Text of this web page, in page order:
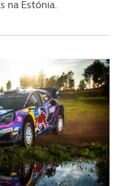
na Estónia.